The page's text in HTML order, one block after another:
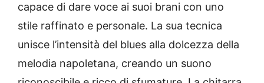
capace di dare voce ai suoi brani con uno
stile raffinato e personale. La sua tecnica
unisce l’intensità del blues alla dolcezza della
melodia napoletana, creando un suono